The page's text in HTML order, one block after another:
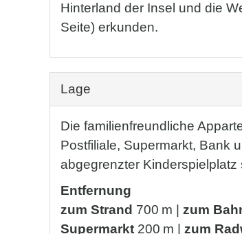
Hinterland der Insel und die
Seite) erkunden.
Lage
Die familienfreundliche
Postfiliale, Supermarkt, Bank
abgegrenzter
Entfernung
zum Strand 700 m | zum
Supermarkt 200 m | zum